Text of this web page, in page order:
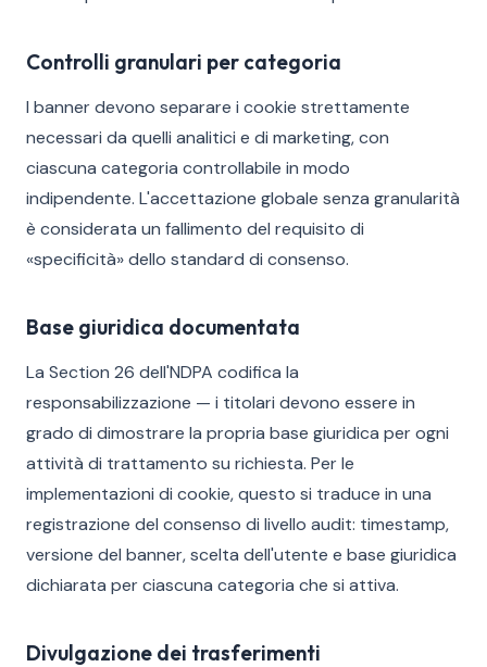
Controlli granulari per categoria
I banner devono separare i cookie strettamente
necessari da quelli analitici e di marketing, con
ciascuna categoria controllabile in modo
indipendente. L'accettazione globale senza granularità
è considerata un fallimento del requisito di
«specificità» dello standard di consenso.
Base giuridica documentata
La Section 26 dell'NDPA codifica la
responsabilizzazione — i titolari devono essere in
grado di dimostrare la propria base giuridica per ogni
attività di trattamento su richiesta. Per le
implementazioni di cookie, questo si traduce in una
registrazione del consenso di livello audit: timestamp,
versione del banner, scelta dell'utente e base giuridica
dichiarata per ciascuna categoria che si attiva.
Divulgazione dei trasferimenti